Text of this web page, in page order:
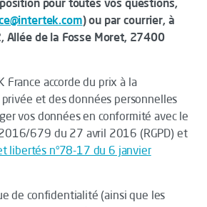
pour toutes vos questions,
)ou par courrier, à
Allée de la Fosse Moret, 27400
France accorde du prix à la
et des données personnelles
vos données en conformité avec le
679 du 27 avril 2016 (RGPD) et
libertés n°78-17 du 6 janvier
de confidentialité (ainsi que les